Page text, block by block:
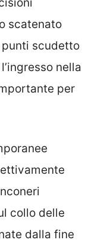
scatenato
scudetto
nella
per
collo delle
dalla fine